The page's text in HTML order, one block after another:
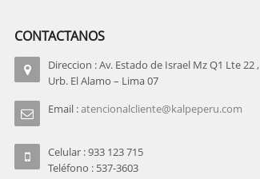
CONTACTANOS
Direccion : Av. Estado de Israel Mz Q1 Lte 22 ,
Urb. El Alamo – Lima 07
Email :atencionalcliente@kalpeperu.com
Celular : 933 123 715
Teléfono : 537-3603